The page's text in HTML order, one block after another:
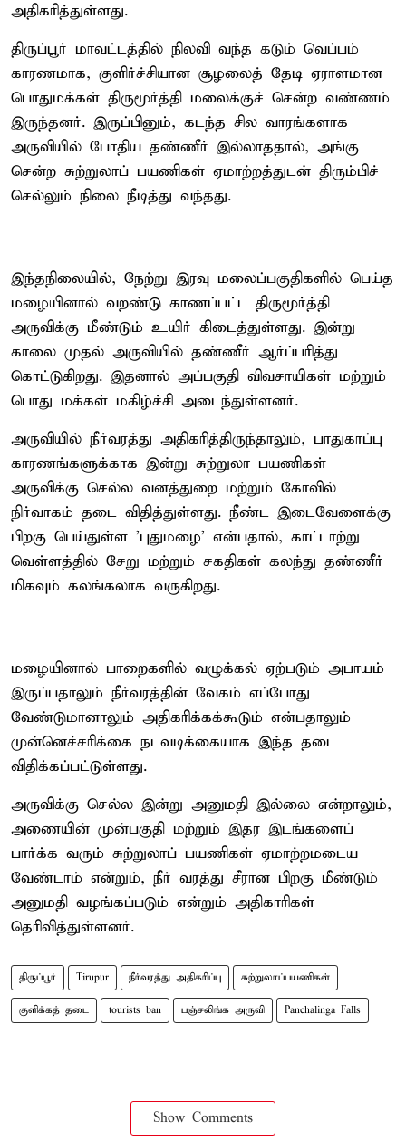
அதிகரித்துள்ளது.
திருப்பூர் மாவட்டத்தில் நிலவி வந்த கடும் வெப்பம்
காரணமாக, குளிர்ச்சியான சூழலைத் தேடி ஏராளமான
பொதுமக்கள் திருமூர்த்தி மலைக்குச் சென்ற வண்ணம்
இருந்தனர். இருப்பினும், கடந்த சில வாரங்களாக
அருவியில் போதிய தண்ணீர் இல்லாததால், அங்கு
சென்ற சுற்றுலாப் பயணிகள் ஏமாற்றத்துடன் திரும்பிச்
செல்லும் நிலை நீடித்து வந்தது.
இந்தநிலையில், நேற்று இரவு மலைப்பகுதிகளில் பெய்த
மழையினால் வறண்டு காணப்பட்ட திருமூர்த்தி
அருவிக்கு மீண்டும் உயிர் கிடைத்துள்ளது. இன்று
காலை முதல் அருவியில் தண்ணீர் ஆர்ப்பரித்து
கொட்டுகிறது. இதனால் அப்பகுதி விவசாயிகள் மற்றும்
பொது மக்கள் மகிழ்ச்சி அடைந்துள்ளனர்.
அருவியில் நீர்வரத்து அதிகரித்திருந்தாலும், பாதுகாப்பு
காரணங்களுக்காக இன்று சுற்றுலா பயணிகள்
அருவிக்கு செல்ல வனத்துறை மற்றும் கோவில்
நிர்வாகம் தடை விதித்துள்ளது. நீண்ட இடைவேளைக்கு
பிறகு பெய்துள்ள 'புதுமழை' என்பதால், காட்டாற்று
வெள்ளத்தில் சேறு மற்றும் சகதிகள் கலந்து தண்ணீர்
மிகவும் கலங்கலாக வருகிறது.
மழையினால் பாறைகளில் வழுக்கல் ஏற்படும் அபாயம்
இருப்பதாலும் நீர்வரத்தின் வேகம் எப்போது
வேண்டுமானாலும் அதிகரிக்கக்கூடும் என்பதாலும்
முன்னெச்சரிக்கை நடவடிக்கையாக இந்த தடை
விதிக்கப்பட்டுள்ளது.
அருவிக்கு செல்ல இன்று அனுமதி இல்லை என்றாலும்,
அணையின் முன்பகுதி மற்றும் இதர இடங்களைப்
பார்க்க வரும் சுற்றுலாப் பயணிகள் ஏமாற்றமடைய
வேண்டாம் என்றும், நீர் வரத்து சீரான பிறகு மீண்டும்
அனுமதி வழங்கப்படும் என்றும் அதிகாரிகள்
தெரிவித்துள்ளனர்.
திருப்பூர் Tirupur நீர்வரத்து அதிகரிப்பு சுற்றுலாப்பயணிகள்
குளிக்கத் தடை tourists ban பஞ்சலிங்க அருவி Panchalinga Falls
Show Comments